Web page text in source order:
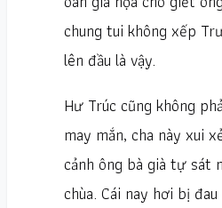
chung tui không xếp
lên đầu là vậy.
Hư Trúc cũng không
may mắn, cha này xui
cảnh ông bà già tự sát
chùa. Cái nay hơi bị